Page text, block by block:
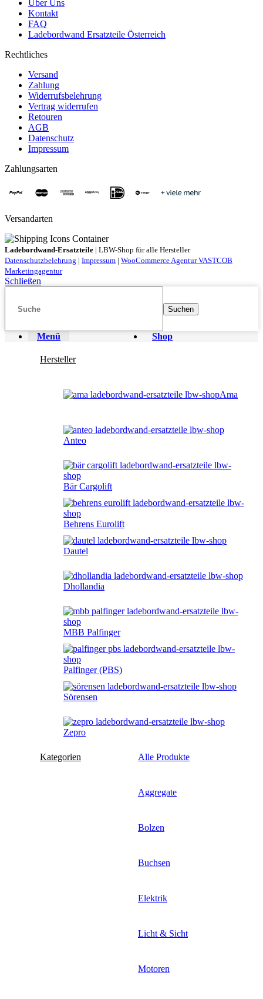
Über Uns
Kontakt
FAQ
Ladebordwand Ersatzteile Österreich
Rechtliches
Versand
Zahlung
Widerrufsbelehrung
Vertrag widerrufen
Retouren
AGB
Datenschutz
Impressum
Zahlungsarten
Versandarten
Ladebordwand-Ersatzteile | LBW-Shop für alle Hersteller
Datenschutzbelehrung | Impressum | WooCommerce Agentur VASTCOB
Marketingagentur
Schließen
Suchen
Menü Shop
Hersteller
Ama
Anteo
Bär Cargolift
Behrens Eurolift
Dautel
Dhollandia
MBB Palfinger
Palfinger (PBS)
Sörensen
Zepro
Kategorien Alle Produkte
Aggregate
Bolzen
Buchsen
Elektrik
Licht & Sicht
Motoren